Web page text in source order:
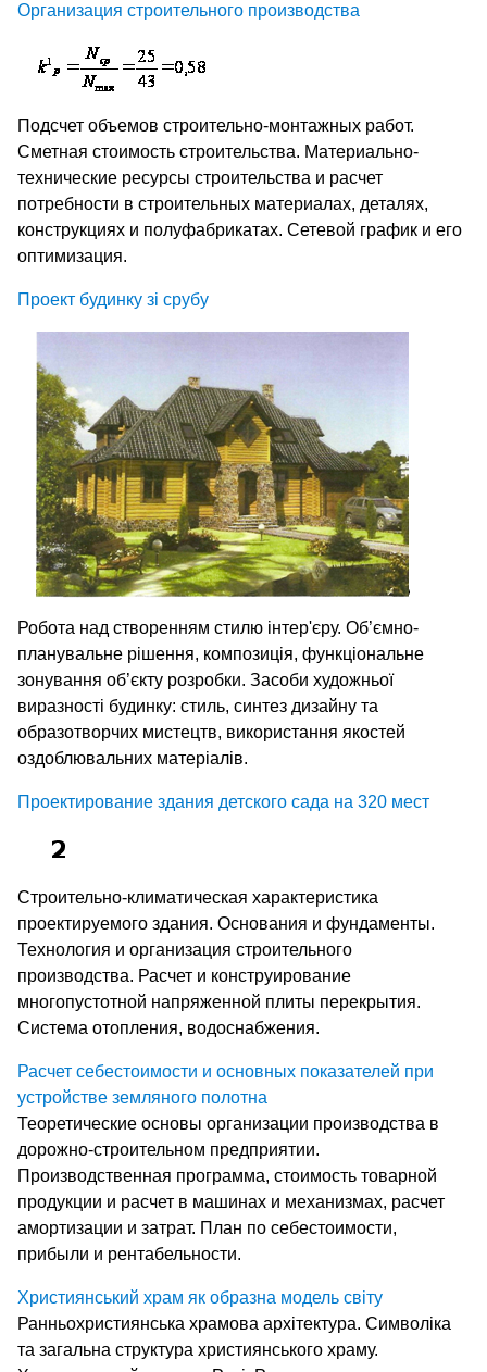
Организация строительного производства
Подсчет объемов строительно-монтажных работ.
Сметная стоимость строительства. Материально-
технические ресурсы строительства и расчет
потребности в строительных материалах, деталях,
конструкциях и полуфабрикатах. Сетевой график и его
оптимизация.
Проект будинку зі срубу
Робота над створенням стилю інтер'єру. Об’ємно-
планувальне рішення, композиція, функціональне
зонування об’єкту розробки. Засоби художньої
виразності будинку: стиль, синтез дизайну та
образотворчих мистецтв, використання якостей
оздоблювальних матеріалів.
Проектирование здания детского сада на 320 мест
Строительно-климатическая характеристика
проектируемого здания. Основания и фундаменты.
Технология и организация строительного
производства. Расчет и конструирование
многопустотной напряженной плиты перекрытия.
Система отопления, водоснабжения.
Расчет себестоимости и основных показателей при
устройстве земляного полотна
Теоретические основы организации производства в
дорожно-строительном предприятии.
Производственная программа, стоимость товарной
продукции и расчет в машинах и механизмах, расчет
амортизации и затрат. План по себестоимости,
прибыли и рентабельности.
Християнський храм як образна модель світу
Ранньохристиянська храмова архітектура. Символіка
та загальна структура християнського храму.